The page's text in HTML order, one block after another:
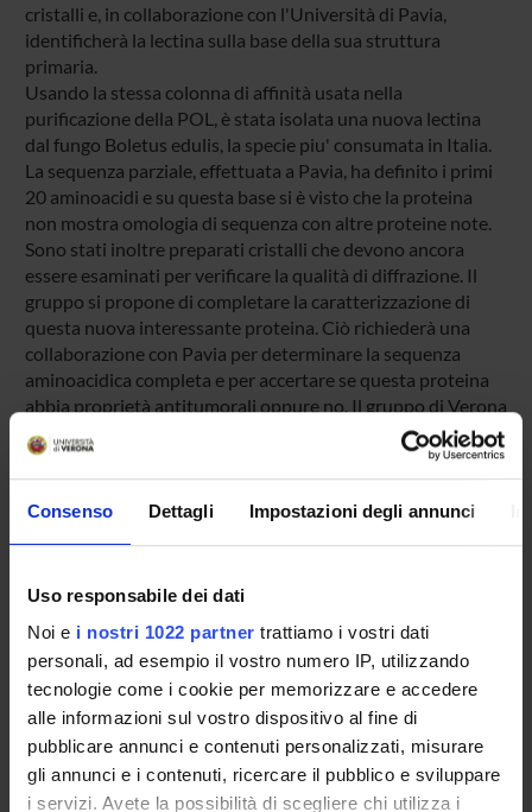
Consenso Dettagli Impostazioni degli annunci
Uso responsabile dei dati
Noi e i nostri 1022 partner trattiamo i vostri dati
personali, ad esempio il vostro numero IP, utilizzando
tecnologie come i cookie per memorizzare e accedere
alle informazioni sul vostro dispositivo al fine di
pubblicare annunci e contenuti personalizzati, misurare
gli annunci e i contenuti, ricercare il pubblico e sviluppare
i servizi. Avete la possibilità di scegliere chi utilizza i
cristalli e, in collaborazione con l'Università di Pavia,
identificherà la lectina sulla base della sua struttura
primaria.
Usando la stessa colonna di affinità usata nella
purificazione della POL, è stata isolata una nuova lectina
dal fungo Boletus edulis, la specie piu' consumata in Italia.
La sequenza parziale, effettuata a Pavia, ha definito i primi
20 aminoacidi e su questa base si è visto che la proteina
non mostra omologia di sequenza con altre proteine note.
Sono stati inoltre preparati cristalli che devono ancora
essere esaminati per verificare la qualità di diffrazione. Il
gruppo si propone di completare la caratterizzazione di
questa nuova interessante proteina. Ciò richiederà una
collaborazione con Pavia per determinare la sequenza
aminoacidica completa e per accertare se questa proteina
abbia proprietà antitumorali oppure no. Il gruppo di Verona
si concentrerà sulla determinazione della struttura
tridimensionale della proteina e sull'analisi delle
caratteristiche del suo/suoi siti di legame.
Finanziamento:assegnato e gestito dal Dipartimento
Programma:RICATENEO - Finanziamenti d'Ateneo per la
Ricerca Scientifica